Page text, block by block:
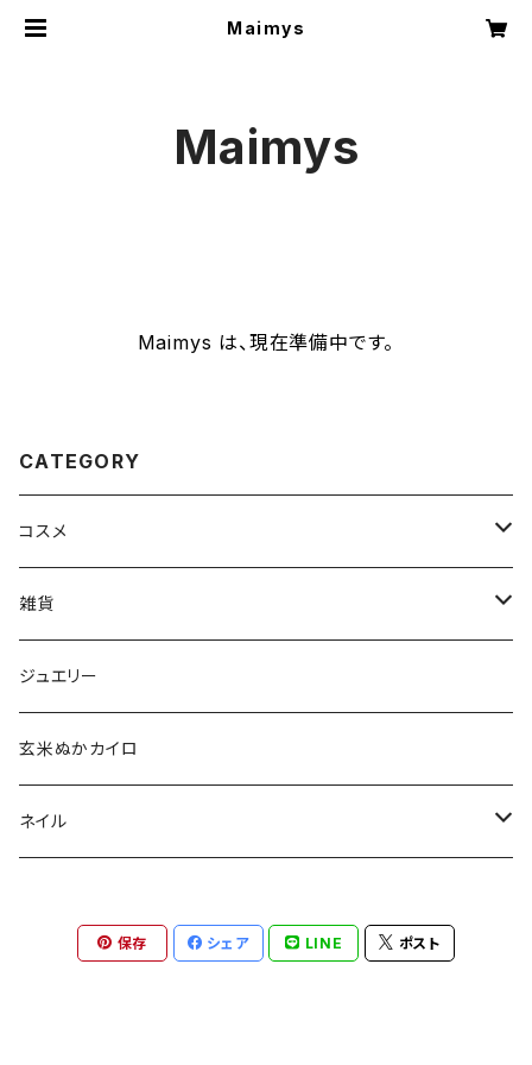
Maimys
Maimys
Maimys は、現在準備中です。
CATEGORY
コスメ
aesti
babu-beauté
go well
Aroma France
Khlang
雑貨
ホメオパシーケース
タッセル
ジュエリー
玄米ぬかカイロ
ネイル
ネイル用天然石
保存 シェア LINE ポスト